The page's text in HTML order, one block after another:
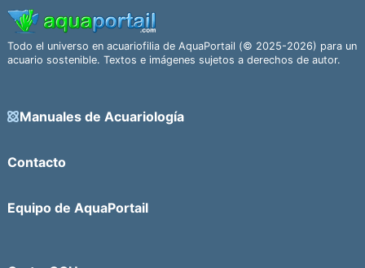
Todo el universo en acuariofilia de AquaPortail (© 2025-2026) para un
acuario sostenible. Textos e imágenes sujetos a derechos de autor.
Manuales de Acuariología
Contacto
Equipo de AquaPortail